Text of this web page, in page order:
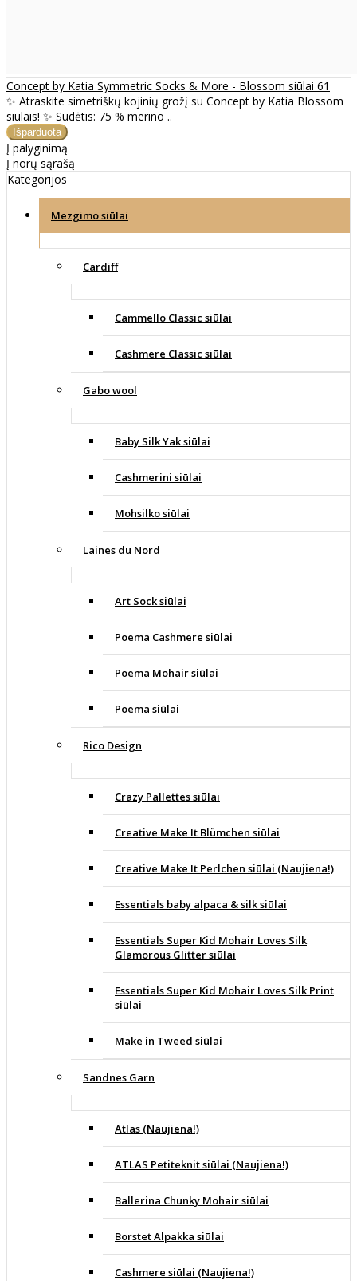
Concept by Katia Symmetric Socks & More - Blossom siūlai 61
✨ Atraskite simetriškų kojinių grožį su Concept by Katia Blossom
siūlais! ✨ Sudėtis: 75 % merino ..
Į palyginimą
Į norų sąrašą
Kategorijos
Mezgimo siūlai
Cardiff
Cammello Classic siūlai
Cashmere Classic siūlai
Gabo wool
Baby Silk Yak siūlai
Cashmerini siūlai
Mohsilko siūlai
Laines du Nord
Art Sock siūlai
Poema Cashmere siūlai
Poema Mohair siūlai
Poema siūlai
Rico Design
Crazy Pallettes siūlai
Creative Make It Blümchen siūlai
Creative Make It Perlchen siūlai (Naujiena!)
Essentials baby alpaca & silk siūlai
Essentials Super Kid Mohair Loves Silk
Glamorous Glitter siūlai
Essentials Super Kid Mohair Loves Silk Print
siūlai
Make in Tweed siūlai
Sandnes Garn
Atlas (Naujiena!)
ATLAS Petiteknit siūlai (Naujiena!)
Ballerina Chunky Mohair siūlai
Borstet Alpakka siūlai
Cashmere siūlai (Naujiena!)